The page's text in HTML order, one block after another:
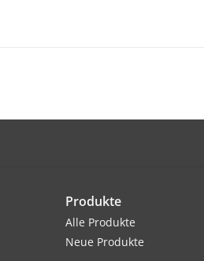
Produkte
Alle Produkte
Neue Produkte